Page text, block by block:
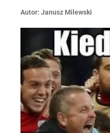
Autor: Janusz Milewski